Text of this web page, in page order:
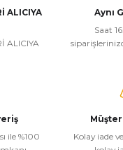
eksik bilgiler bulunuyor.
bulunuyor.
daha pahalı.
ALICIYA
ALICIYA
Aynı
Saat
ile %100
Kolay iade